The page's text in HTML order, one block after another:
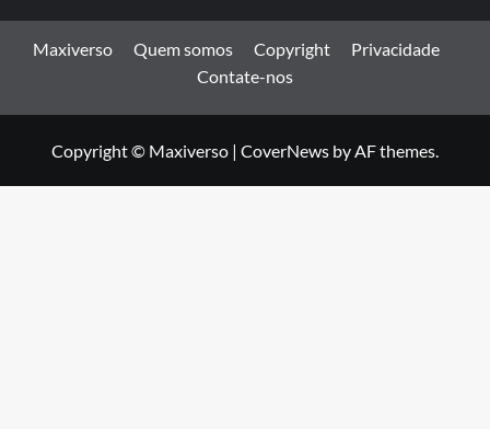
Maxiverso Quem somos Copyright
Privacidade
Contate-nos
Copyright © Maxiverso | CoverNews by AF themes.